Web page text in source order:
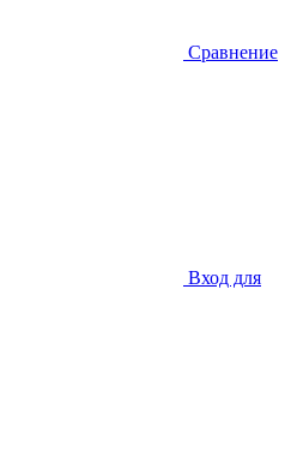
Сравнение
Вход для